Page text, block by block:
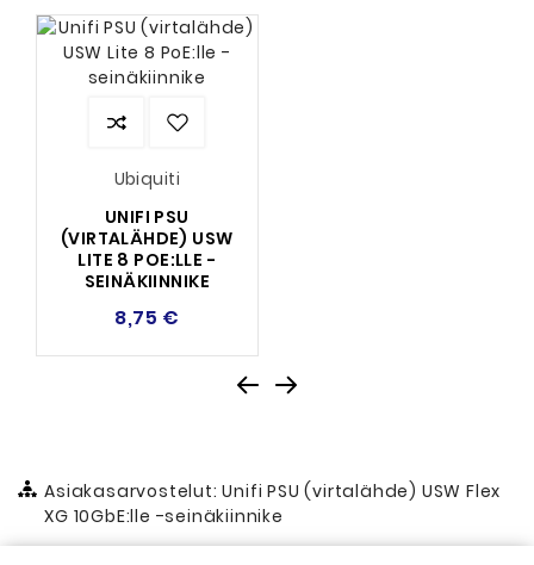
Ubiquiti
UNIFI PSU
(VIRTALÄHDE) USW
LITE 8 POE:LLE -
SEINÄKIINNIKE
8,75 €
Asiakasarvostelut: Unifi PSU (virtalähde) USW Flex
XG 10GbE:lle -seinäkiinnike